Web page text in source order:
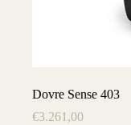
Dovre Sense 403
€3.261,00